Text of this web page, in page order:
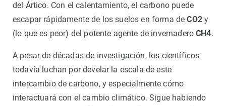
del Ártico. Con el calentamiento, el carbono puede
escapar rápidamente de los suelos en forma deCO2y
(lo que es peor) del potente agente de invernaderoCH4.
A pesar de décadas de investigación, los científicos
todavía luchan por develar la escala de este
intercambio de carbono, y especialmente cómo
interactuará con el cambio climático. Sigue habiendo